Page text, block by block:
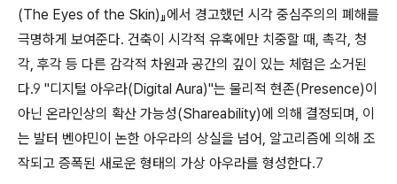
(The Eyes of the Skin)』에서 경고했던 시각 중심주의의 폐해를
극명하게 보여준다. 건축이 시각적 유혹에만 치중할 때, 촉각, 청
각, 후각 등 다른 감각적 차원과 공간의 깊이 있는 체험은 소거된
다.9 "디지털 아우라(Digital Aura)"는 물리적 현존(Presence)이
아닌 온라인상의 확산 가능성(Shareability)에 의해 결정되며, 이
는 발터 벤야민이 논한 아우라의 상실을 넘어, 알고리즘에 의해 조
작되고 증폭된 새로운 형태의 가상 아우라를 형성한다.7